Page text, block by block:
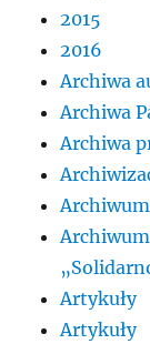
2015
2016
Archiwa
Archiwa
Archiwa
Artykuły
Artykuły